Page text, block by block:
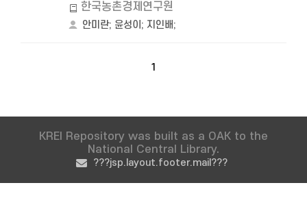
한국농촌경제연구원
안미란; 윤성이 ; 지인배;
1
KREI Repository was built as a OAK to the
National Central Library.
???jsp.layout.footer.mail???